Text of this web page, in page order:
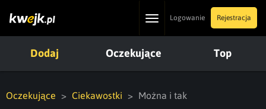
ToggleLogowanie Rejestracja
Dodaj Oczekujące Top
Oczekujące Ciekawostki Można i tak